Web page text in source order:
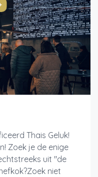
Thais Geluk!
Zoek je de enige
uit "de
niet